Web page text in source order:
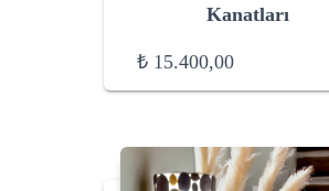
Kanatları
₺ 15.400,00